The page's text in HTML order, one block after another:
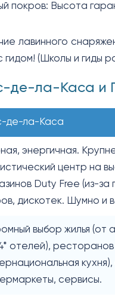
покров: Высота
лавинного
гидом! (Школы и гиды
ла-Каса и
де-ла-Каса
энергичная.
центр на
Duty Free (из-за
дискотек. Шумно и
выбор жилья (от
отелей), ресторанов
кухня),
сервисы.